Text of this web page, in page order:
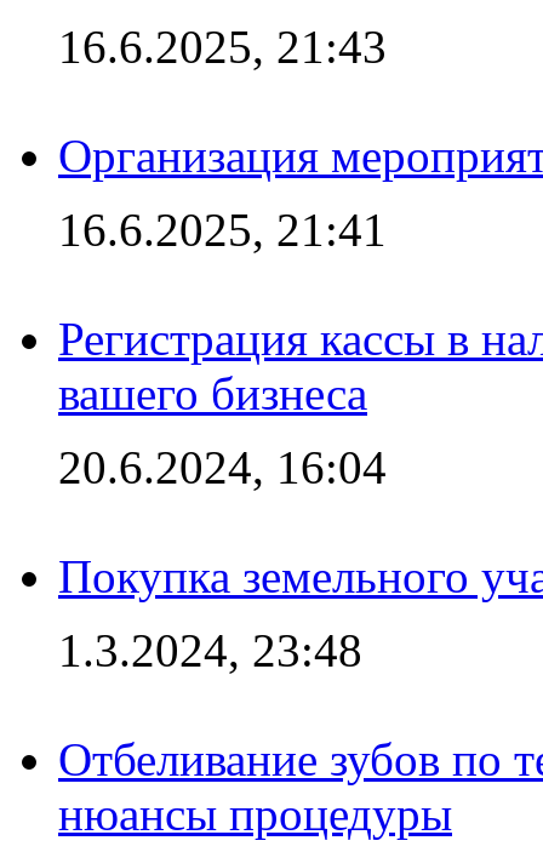
16.6.2025, 21:43
Организация
16.6.2025, 21:41
Регистрация кассы в
вашего бизнеса
20.6.2024, 16:04
Покупка земельного
1.3.2024, 23:48
Отбеливание зубов по
нюансы процедуры